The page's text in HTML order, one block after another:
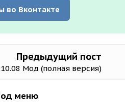
во Вконтакте
Предыдущий пост
Мод (полная версия)
меню